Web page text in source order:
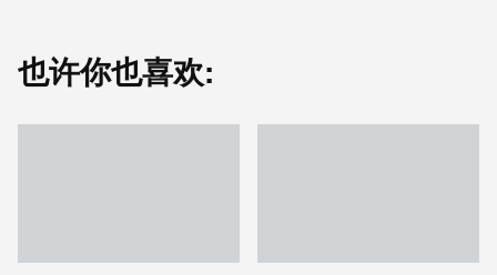
也许你也喜欢: